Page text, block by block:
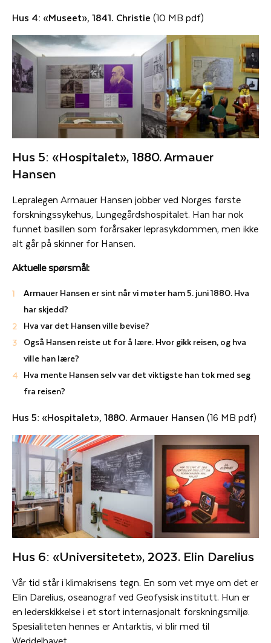
Hus 4: «Museet», 1841. Christie (10 MB pdf)
Hus 5: «Hospitalet», 1880. Armauer
Hansen
Lepralegen Armauer Hansen jobber ved Norges første
forskningssykehus, Lungegårdshospitalet. Han har nok
funnet basillen som forårsaker leprasykdommen, men ikke
alt går på skinner for Hansen.
Aktuelle spørsmål:
Armauer Hansen er sint når vi møter ham 5. juni 1880. Hva
har skjedd?
Hva var det Hansen ville bevise?
Også Hansen reiste ut for å lære. Hvor gikk reisen, og hva
ville han lære?
Hva mente Hansen selv var det viktigste han tok med seg
fra reisen?
Hus 5: «Hospitalet», 1880. Armauer Hansen (16 MB pdf)
Hus 6: «Universitetet», 2023. Elin Darelius
Vår tid står i klimakrisens tegn. En som vet mye om det er
Elin Darelius, oseanograf ved Geofysisk institutt. Hun er
en lederskikkelse i et stort internasjonalt forskningsmiljø.
Spesialiteten hennes er Antarktis, vi blir med til